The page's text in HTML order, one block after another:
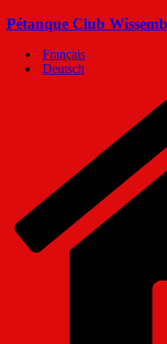
Passer
contenu
Pétanque Club
Français
Deutsch